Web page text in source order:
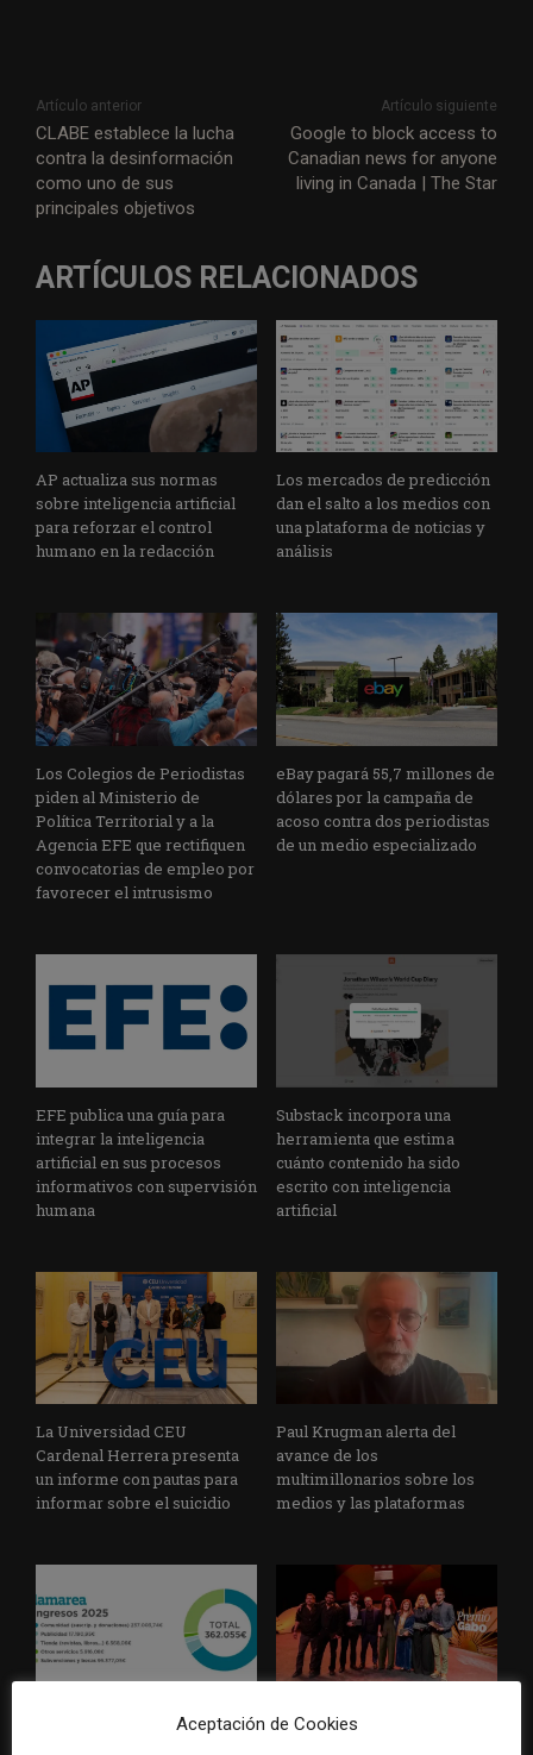
Artículo anterior
CLABE establece la lucha
contra la desinformación
como uno de sus
principales objetivos
Artículo siguiente
Google to block access to
Canadian news for anyone
living in Canada | The Star
ARTÍCULOS RELACIONADOS
AP actualiza sus normas
sobre inteligencia artificial
para reforzar el control
humano en la redacción
Los mercados de predicción
dan el salto a los medios con
una plataforma de noticias y
análisis
Los Colegios de Periodistas
piden al Ministerio de
Política Territorial y a la
Agencia EFE que rectifiquen
convocatorias de empleo por
favorecer el intrusismo
eBay pagará 55,7 millones de
dólares por la campaña de
acoso contra dos periodistas
de un medio especializado
EFE publica una guía para
integrar la inteligencia
artificial en sus procesos
informativos con supervisión
humana
Substack incorpora una
herramienta que estima
cuánto contenido ha sido
escrito con inteligencia
artificial
La Universidad CEU
Cardenal Herrera presenta
un informe con pautas para
informar sobre el suicidio
Paul Krugman alerta del
avance de los
multimillonarios sobre los
medios y las plataformas
La Marea cierra 2025 con
El Premio Gabo 2026
Aceptación de Cookies